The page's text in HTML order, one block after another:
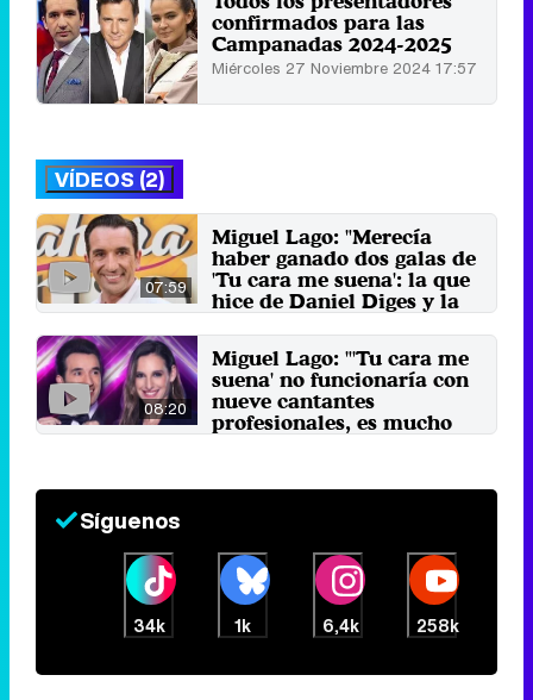
confirmados para las
Campanadas 2024-2025
Miércoles 27 Noviembre 2024 17:57
VÍDEOS (2)
07:59
Miguel Lago: "Merecía
haber ganado dos galas de
'Tu cara me suena': la que
hice de Daniel Diges y la
de Olaf"
18 de julio 2024
08:20
Miguel Lago: "'Tu cara me
suena' no funcionaría con
nueve cantantes
profesionales, es mucho
más que eso"
Síguenos
34k 1k 6,4k 258k